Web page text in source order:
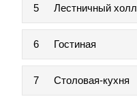
5 Лестничный холл
6 Гостиная
7 Столовая-кухня